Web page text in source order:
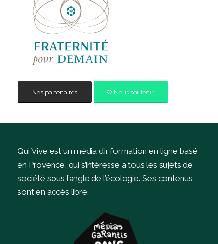
Nos partenaires Nous soutenir
Qui Vive est un média d’information en ligne basé
en Provence, qui s’intéresse à tous les sujets de
société sous l’angle de l’écologie. Ses contenus
sont en accès libre.